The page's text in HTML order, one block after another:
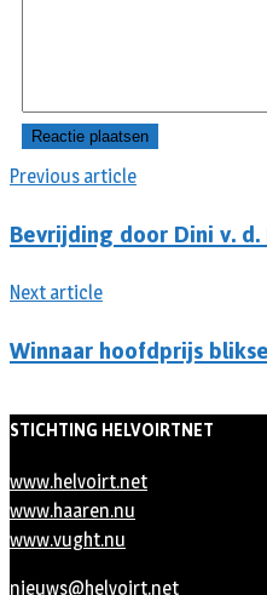
Previous article
Bevrijding door Dini v.
Next article
Winnaar hoofdprijs
STICHTING HELVOIRTNET
www.helvoirt.net
www.haaren.nu
www.vught.nu
nieuws@helvoirt.net